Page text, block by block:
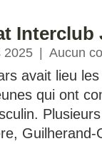
Interclub
2025 Aucun
avait lieu
qui ont